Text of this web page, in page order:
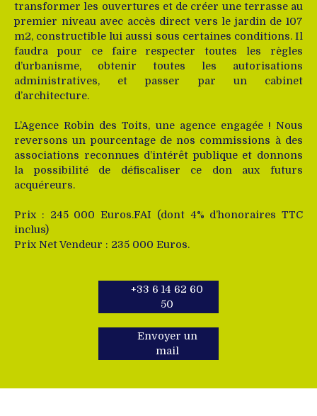
transformer les ouvertures et de créer une terrasse au
premier niveau avec accès direct vers le jardin de 107
m2, constructible lui aussi sous certaines conditions. Il
faudra pour ce faire respecter toutes les règles
d’urbanisme, obtenir toutes les autorisations
administratives, et passer par un cabinet
d’architecture.
L’Agence Robin des Toits, une agence engagée ! Nous
reversons un pourcentage de nos commissions à des
associations reconnues d’intérêt publique et donnons
la possibilité de défiscaliser ce don aux futurs
acquéreurs.
Prix : 245 000 Euros.FAI (dont 4% d’honoraires TTC
inclus)
Prix Net Vendeur : 235 000 Euros.
+33 6 14 62 60
50
Envoyer un
mail